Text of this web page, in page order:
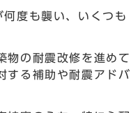
度も襲い、いくつも
物の耐震改修を進めて
する補助や耐震アドバ